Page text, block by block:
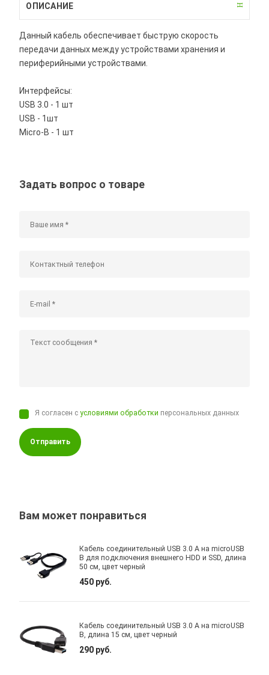
ОПИСАНИЕ
Данный кабель обеспечивает быструю скорость
передачи данных между устройствами хранения и
периферийными устройствами.
Интерфейсы:
USB 3.0 - 1 шт
USB - 1шт
Micro-B - 1 шт
Задать вопрос о товаре
Я согласен сусловиями обработки персональных данных
Отправить
Вам может понравиться
Кабель соединительный USB 3.0 A на microUSB
B для подключения внешнего HDD и SSD, длина
50 см, цвет черный
450 руб.
Кабель соединительный USB 3.0 A на microUSB
B, длина 15 см, цвет черный
290 руб.